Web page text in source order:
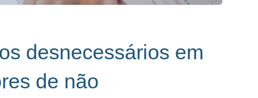
desnecessários em
de não